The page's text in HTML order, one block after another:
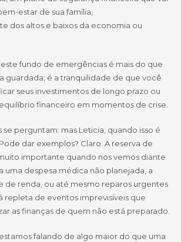
estar de sua família,
dos altos e baixos da economia ou
este fundo de emergências é mais do que
guardada; é a tranquilidade de que você
seus investimentos de longo prazo ou
financeiro em momentos de crise.
se perguntam: mas Leticia, quando isso é
dar exemplos? Claro. A reserva de
importante quando nos vemos diante
uma despesa médica não planejada, a
de renda, ou até mesmo reparos urgentes
repleta de eventos imprevisíveis que
as finanças de quem não está preparado.
falando de algo maior do que uma